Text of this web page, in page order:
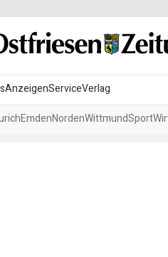
AnzeigenServiceVerlag
EmdenNordenWittmundSport